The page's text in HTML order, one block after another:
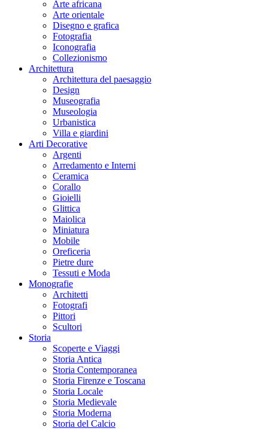
Arte africana
Arte orientale
Disegno e grafica
Fotografia
Iconografia
Collezionismo
Architettura
Architettura del paesaggio
Design
Museografia
Museologia
Urbanistica
Villa e giardini
Arti Decorative
Argenti
Arredamento e Interni
Ceramica
Corallo
Gioielli
Glittica
Maiolica
Miniatura
Mobile
Oreficeria
Pietre dure
Tessuti e Moda
Monografie
Architetti
Fotografi
Pittori
Scultori
Storia
Scoperte e Viaggi
Storia Antica
Storia Contemporanea
Storia Firenze e Toscana
Storia Locale
Storia Medievale
Storia Moderna
Storia del Calcio